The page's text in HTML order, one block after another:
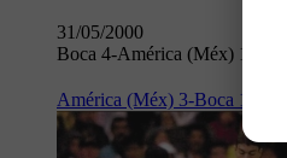
31/05/2000
Boca 4-América (Méx) 1
América (Méx) 3-Boca 1